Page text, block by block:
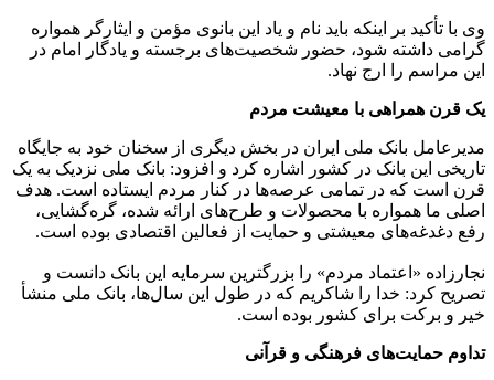
وی با تأکید بر اینکه باید نام و یاد این بانوی مؤمن و ایثارگر همواره
گرامی داشته شود، حضور شخصیت‌های برجسته و یادگار امام در
این مراسم را ارج نهاد.
یک قرن همراهی با معیشت مردم
مدیرعامل بانک ملی ایران در بخش دیگری از سخنان خود به جایگاه
تاریخی این بانک در کشور اشاره کرد و افزود: بانک ملی نزدیک به یک
قرن است که در تمامی عرصه‌ها در کنار مردم ایستاده است. هدف
اصلی ما همواره با محصولات و طرح‌های ارائه شده، گره‌گشایی،
رفع دغدغه‌های معیشتی و حمایت از فعالین اقتصادی بوده است.
نجارزاده «اعتماد مردم» را بزرگترین سرمایه این بانک دانست و
تصریح کرد: خدا را شاکریم که در طول این سال‌ها، بانک ملی منشأ
خیر و برکت برای کشور بوده است.
تداوم حمایت‌های فرهنگی و قرآنی